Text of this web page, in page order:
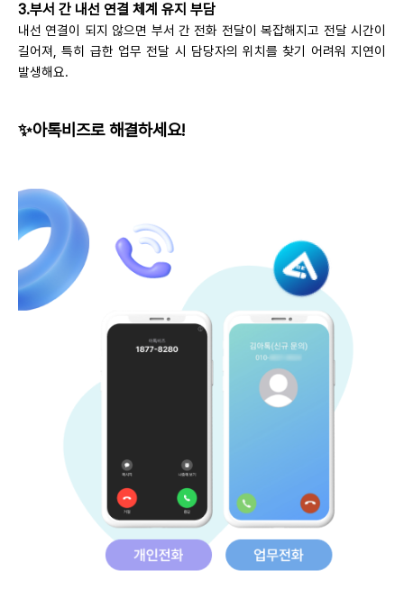
3.부서 간 내선 연결 체계 유지 부담
내선 연결이 되지 않으면 부서 간 전화 전달이 복잡해지고 전달 시간이
길어져, 특히 급한 업무 전달 시 담당자의 위치를 찾기 어려워 지연이
발생해요.
✨아톡비즈로 해결하세요!